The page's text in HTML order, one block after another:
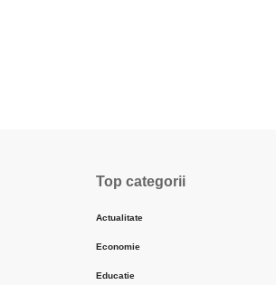
Top categorii
Actualitate
Economie
Educatie